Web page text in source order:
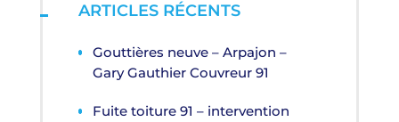
ARTICLES RÉCENTS
Gouttières neuve – Arpajon –
Gary Gauthier Couvreur 91
Fuite toiture 91 – intervention